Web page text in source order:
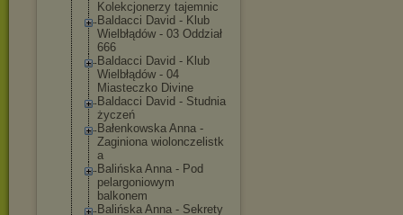
Kolekcjonerzy tajemnic
Baldacci David - Klub
Wielbłądów - 03 Oddział
666
Baldacci David - Klub
Wielbłądów - 04
Miasteczko Divine
Baldacci David - Studnia
życzeń
Bałenkowska Anna -
Zaginiona wiolonczelistk
a
Balińska Anna - Pod
pelargoniowym
balkonem
Balińska Anna - Sekrety